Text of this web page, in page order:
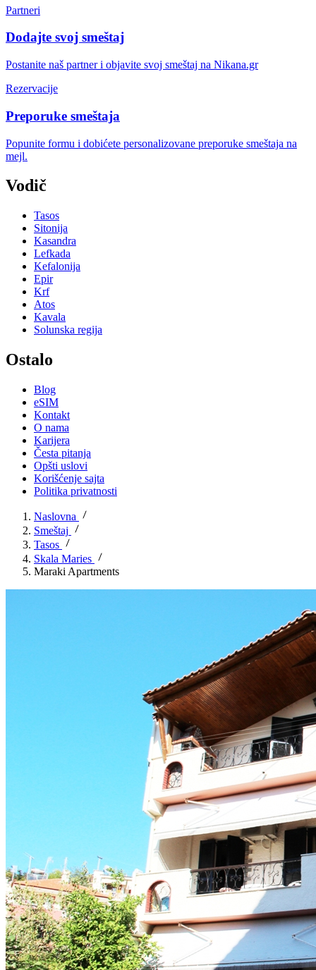
Partneri
Dodajte svoj smeštaj
Postanite naš partner i objavite svoj smeštaj na Nikana.gr
Rezervacije
Preporuke smeštaja
Popunite formu i dobićete personalizovane preporuke smeštaja na
mejl.
Vodič
Tasos
Sitonija
Kasandra
Lefkada
Kefalonija
Epir
Krf
Atos
Kavala
Solunska regija
Ostalo
Blog
eSIM
Kontakt
O nama
Karijera
Česta pitanja
Opšti uslovi
Korišćenje sajta
Politika privatnosti
Naslovna
Smeštaj
Tasos
Skala Maries
Maraki Apartments